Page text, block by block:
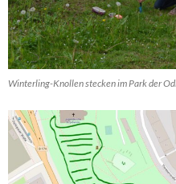
Winterling-Knollen stecken im Park der